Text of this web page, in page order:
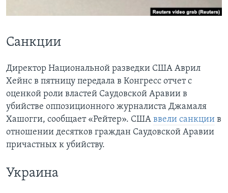
Learning English
СОЦИАЛЬНЫЕ СЕТИ
Языки
Санкции
Директор Национальной разведки США Аврил
Хейнс в пятницу передала в Конгресс отчет с
оценкой роли властей Саудовской Аравии в
убийстве оппозиционного журналиста Джамаля
Хашогги, сообщает «Рейтер». США ввели санкции в
отношении десятков граждан Саудовской Аравии
причастных к убийству.
Украина